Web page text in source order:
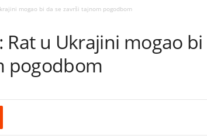
mogao bi da se završi tajnom pogodbom
u Ukrajini mogao bi
pogodbom